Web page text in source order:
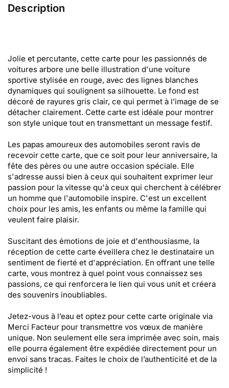
Description
Jolie et percutante, cette carte pour les passionnés de
voitures arbore une belle illustration d'une voiture
sportive stylisée en rouge, avec des lignes blanches
dynamiques qui soulignent sa silhouette. Le fond est
décoré de rayures gris clair, ce qui permet à l’image de se
détacher clairement. Cette carte est idéale pour montrer
son style unique tout en transmettant un message festif.
Les papas amoureux des automobiles seront ravis de
recevoir cette carte, que ce soit pour leur anniversaire, la
fête des pères ou une autre occasion spéciale. Elle
s'adresse aussi bien à ceux qui souhaitent exprimer leur
passion pour la vitesse qu'à ceux qui cherchent à célébrer
un homme que l'automobile inspire. C'est un excellent
choix pour les amis, les enfants ou même la famille qui
veulent faire plaisir.
Suscitant des émotions de joie et d'enthousiasme, la
réception de cette carte éveillera chez le destinataire un
sentiment de fierté et d'appréciation. En offrant une telle
carte, vous montrez à quel point vous connaissez ses
passions, ce qui renforcera le lien qui vous unit et créera
des souvenirs inoubliables.
Jetez-vous à l’eau et optez pour cette carte originale via
Merci Facteur pour transmettre vos vœux de manière
unique. Non seulement elle sera imprimée avec soin, mais
elle pourra également être expédiée directement pour un
envoi sans tracas. Faites le choix de l’authenticité et de la
simplicité !